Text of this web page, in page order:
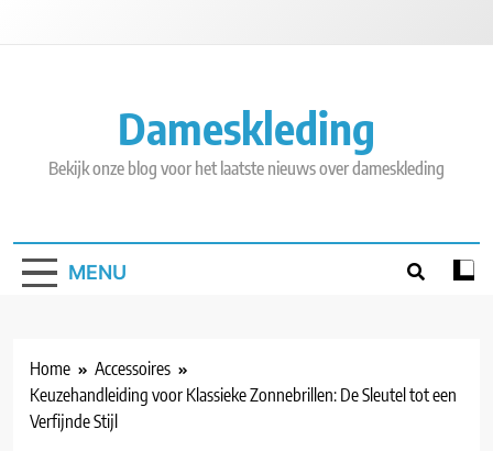
Dameskleding
Bekijk onze blog voor het laatste nieuws over dameskleding
MENU
Home
Accessoires
Keuzehandleiding voor Klassieke Zonnebrillen: De Sleutel tot een
Verfijnde Stijl